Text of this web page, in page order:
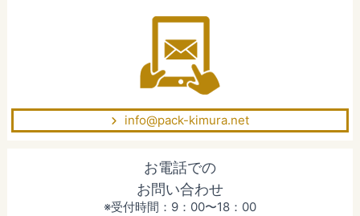
info@pack-kimura.net
お電話での
お問い合わせ
※受付時間：9：00〜18：00